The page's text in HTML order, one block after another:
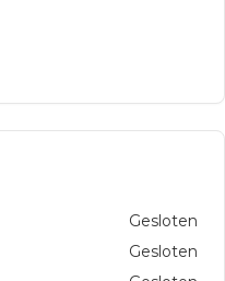
Gesloten
Gesloten